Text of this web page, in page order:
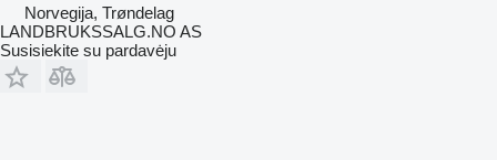
Norvegija, Trøndelag
LANDBRUKSSALG.NO AS
Susisiekite su pardavėju